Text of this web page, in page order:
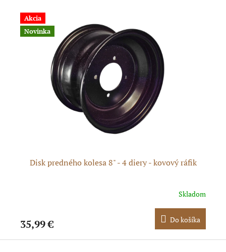
Akcia
Novinka
Disk predného kolesa 8" - 4 diery - kovový ráfik
Skladom
35,99 € Do košíka
Z